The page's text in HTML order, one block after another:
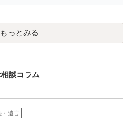
す。
もっとみる
談コラム
・遺言